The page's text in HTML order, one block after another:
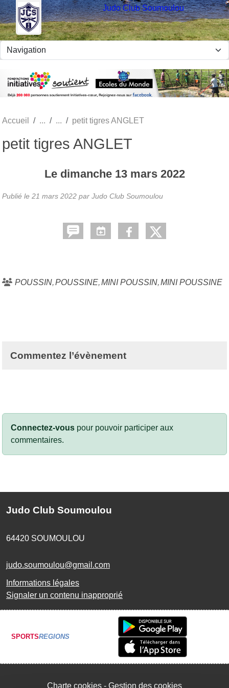
Judo Club Soumoulou
Accueil petit tigres ANGLET
petit tigres ANGLET
Le dimanche 13 mars 2022
Publié le 21 mars 2022 par Judo Club Soumoulou
POUSSIN POUSSINE MINI POUSSIN MINI POUSSINE
Commentez l’évènement
Connectez-vous pour pouvoir participer aux
commentaires.
Judo Club Soumoulou
64420 SOUMOULOU
judo.soumoulou@gmail.com
Informations légales
Signaler un contenu inapproprié
SPORTSREGIONS
Charte cookies Gestion des cookies
Panneau de gestion des cookies